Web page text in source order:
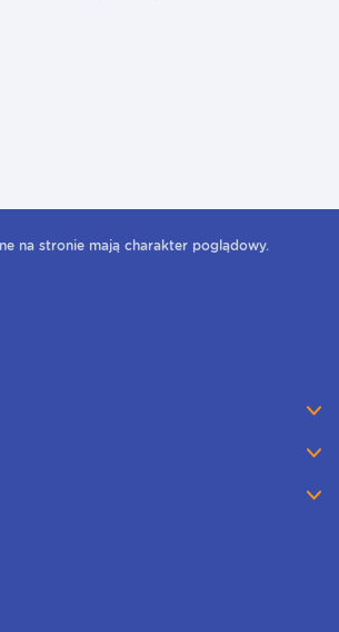
na stronie mają charakter poglądowy.